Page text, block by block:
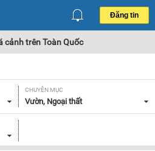
Đăng tin
cảnh trên Toàn Quốc
CHUYÊN MỤC
Vườn, Ngoại thất